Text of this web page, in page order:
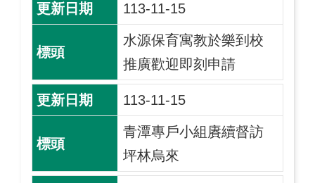
113-11-15
水源保育寓教於樂到校
推廣歡迎即刻申請
113-11-15
青潭專戶小組賡續督訪
坪林烏來